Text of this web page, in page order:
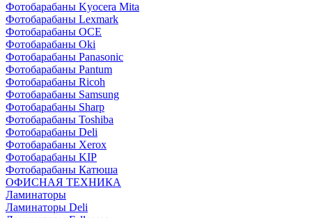
Фотобарабаны Kyocera Mita
Фотобарабаны Lexmark
Фотобарабаны OCE
Фотобарабаны Oki
Фотобарабаны Panasonic
Фотобарабаны Pantum
Фотобарабаны Ricoh
Фотобарабаны Samsung
Фотобарабаны Sharp
Фотобарабаны Toshiba
Фотобарабаны Deli
Фотобарабаны Xerox
Фотобарабаны KIP
Фотобарабаны Катюша
ОФИСНАЯ ТЕХНИКА
Ламинаторы
Ламинаторы Deli